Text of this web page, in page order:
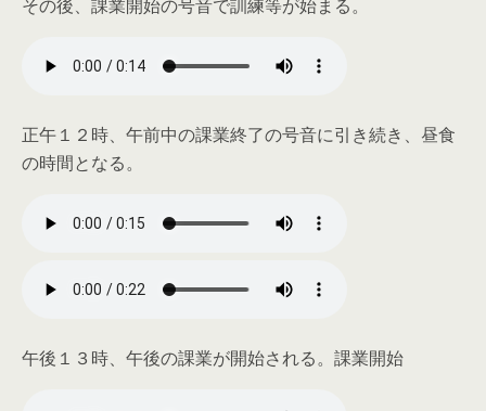
その後、課業開始の号音で訓練等が始まる。
正午１２時、午前中の課業終了の号音に引き続き、昼食
の時間となる。
午後１３時、午後の課業が開始される。課業開始